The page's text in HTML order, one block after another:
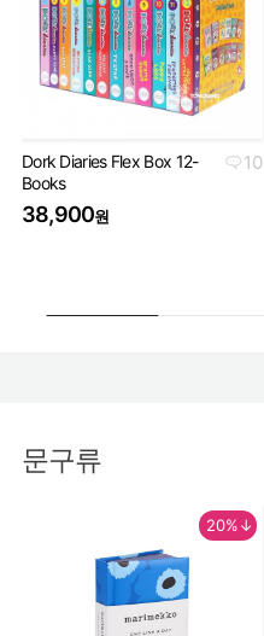
10
Dork Diaries Flex Box 12-
Books
38,900원
문구류
20%↓